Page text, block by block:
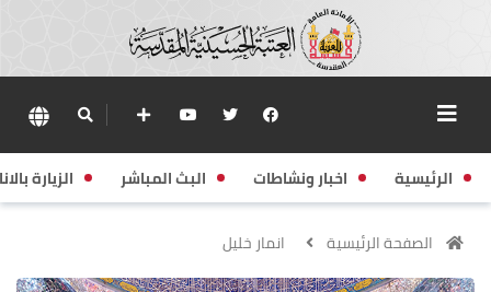
الرئيسية اخبار ونشاطات البث المباشر الزيارة
الصفحة الرئيسية انمار خليل